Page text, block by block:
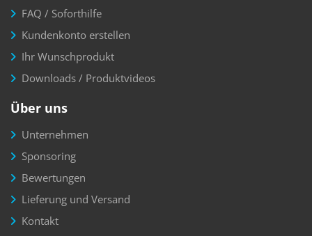
FAQ / Soforthilfe
Kundenkonto erstellen
Ihr Wunschprodukt
Downloads / Produktvideos
Über uns
Unternehmen
Sponsoring
Bewertungen
Lieferung und Versand
Kontakt